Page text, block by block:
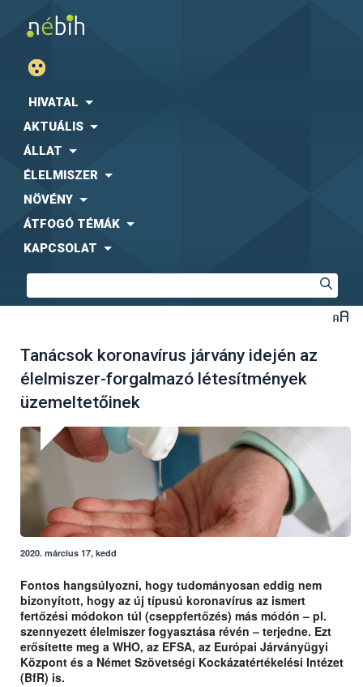
HIVATAL
AKTUÁLIS
ÁLLAT
ÉLELMISZER
NÖVÉNY
ÁTFOGÓ TÉMÁK
KAPCSOLAT
Tanácsok koronavírus járvány idején az
élelmiszer-forgalmazó létesítmények
üzemeltetőinek
2020. március 17, kedd
Fontos hangsúlyozni, hogy tudományosan eddig nem
bizonyított, hogy az új típusú koronavírus az ismert
fertőzési módokon túl (cseppfertőzés) más módón – pl.
szennyezett élelmiszer fogyasztása révén – terjedne. Ezt
erősítette meg a WHO, az EFSA, az Európai Járványügyi
Központ és a Német Szövetségi Kockázatértékelési Intézet
(BfR) is.